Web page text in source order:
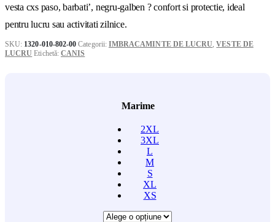
vesta cxs paso, barbati’, negru-galben ? confort si protectie, ideal
pentru lucru sau activitati zilnice.
SKU: 1320-010-802-00 Categorii: IMBRACAMINTE DE LUCRU ,VESTE DE
LUCRU Etichetă: CANIS
Marime
2XL
3XL
L
M
S
XL
XS